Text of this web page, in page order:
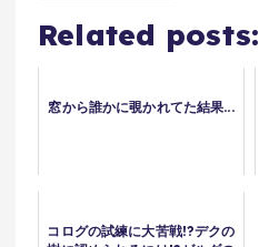
Related posts:
窓から誰かに覗かれてた結果...
コログの試練に大苦戦!?デクの